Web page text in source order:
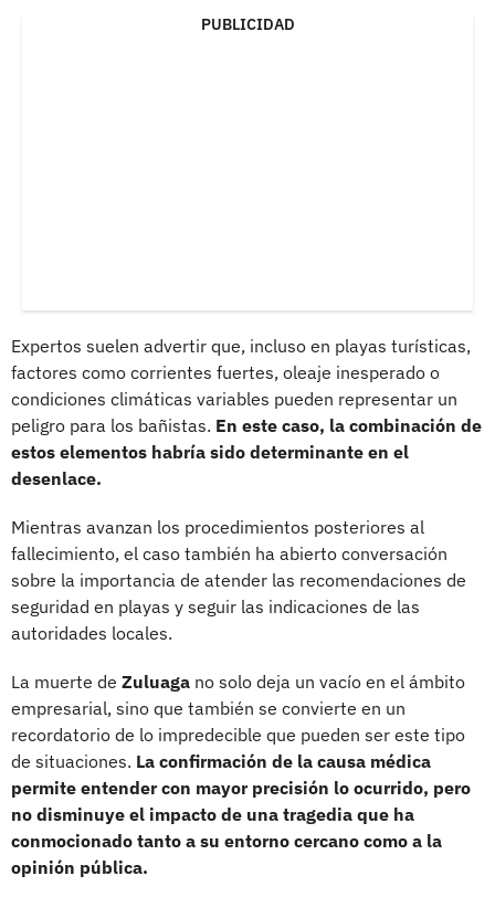
PUBLICIDAD
Expertos suelen advertir que, incluso en playas turísticas,
factores como corrientes fuertes, oleaje inesperado o
condiciones climáticas variables pueden representar un
peligro para los bañistas. En este caso, la combinación de
estos elementos habría sido determinante en el
desenlace.
Mientras avanzan los procedimientos posteriores al
fallecimiento, el caso también ha abierto conversación
sobre la importancia de atender las recomendaciones de
seguridad en playas y seguir las indicaciones de las
autoridades locales.
La muerte de Zuluaga no solo deja un vacío en el ámbito
empresarial, sino que también se convierte en un
recordatorio de lo impredecible que pueden ser este tipo
de situaciones. La confirmación de la causa médica
permite entender con mayor precisión lo ocurrido, pero
no disminuye el impacto de una tragedia que ha
conmocionado tanto a su entorno cercano como a la
opinión pública.